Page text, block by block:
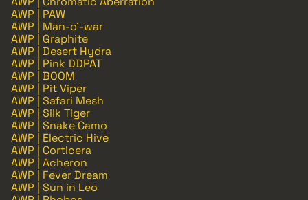
AWP | PAW
AWP | Man-o'-war
AWP | Graphite
AWP | Desert Hydra
AWP | Pink DDPAT
AWP | BOOM
AWP | Pit Viper
AWP | Safari Mesh
AWP | Silk Tiger
AWP | Snake Camo
AWP | Electric Hive
AWP | Corticera
AWP | Acheron
AWP | Fever Dream
AWP | Sun in Leo